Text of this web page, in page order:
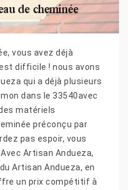
vous avez déjà
difficile ! nous avons
qui a déjà plusieurs
dans le 33540avec
matériels
préconçu par
pas espoir, vous
Artisan Andueza,
Artisan Andueza, en
un prix compétitif à